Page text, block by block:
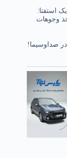
استفتا:
وجوهات
صداوسیما!